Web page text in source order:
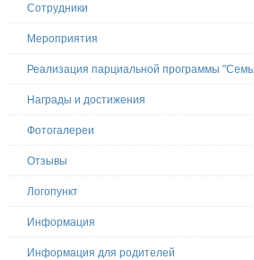
Сотрудники
Мероприятия
Реализация парциальной программы
Награды и достижения
Фотогалереи
Отзывы
Логопункт
Информация
Информация для родителей